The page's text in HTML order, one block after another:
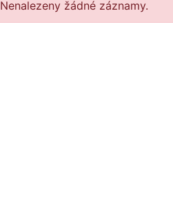
Nenalezeny žádné záznamy.